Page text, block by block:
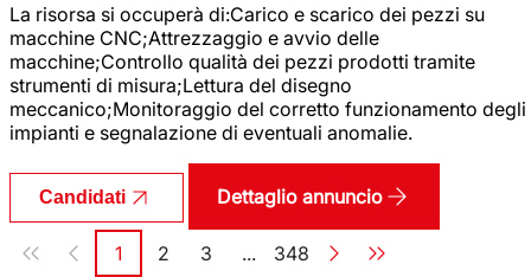
La risorsa si occuperà di:Carico e scarico dei pezzi su
macchine CNC;Attrezzaggio e avvio delle
macchine;Controllo qualità dei pezzi prodotti tramite
strumenti di misura;Lettura del disegno
meccanico;Monitoraggio del corretto funzionamento degli
impianti e segnalazione di eventuali anomalie.
Candidati Dettaglio annuncio
Paginazione
Pagina
1 Pagina
2 Pagina
3 ... Pagina
348